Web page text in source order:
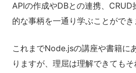
APIの作成やDBとの連携、CRUD
的な事柄を一通り学ぶことができ
これまでNode.jsの講座や書籍に
りますが、理屈は理解できても